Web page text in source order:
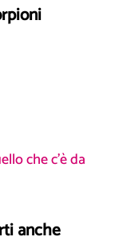
che c'è da
anche